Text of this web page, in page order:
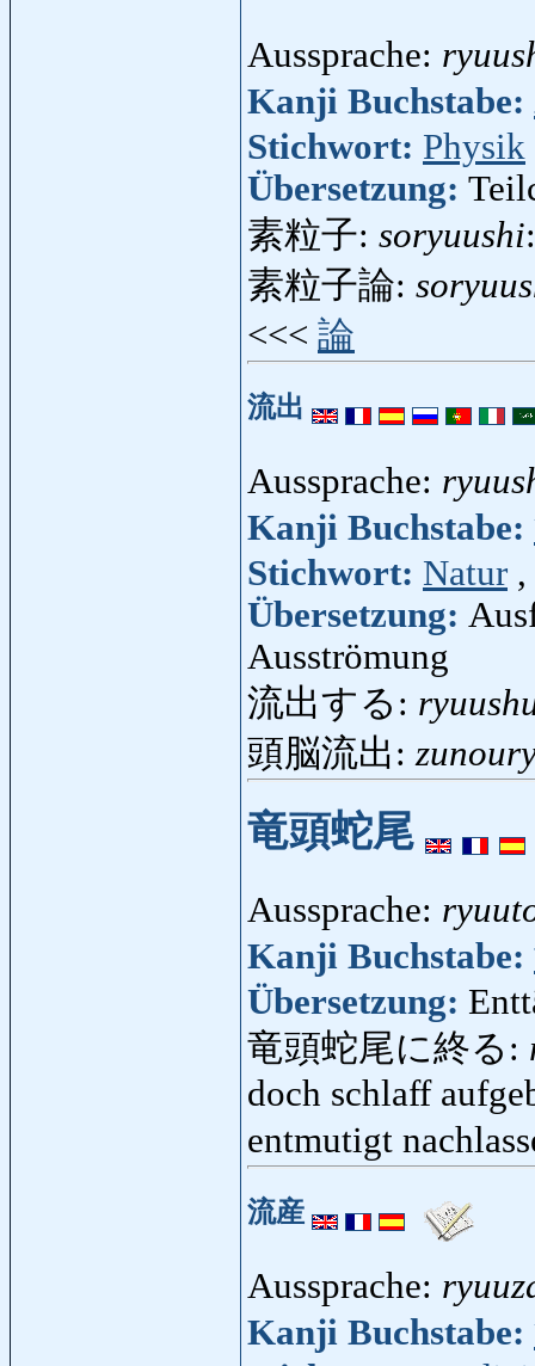
Aussprache:
Kanji Buchstabe:
Stichwort: Physik
Übersetzung:
素粒子: soryuushi
素粒子論:
<<< 論
流出
Aussprache:
Kanji Buchstabe:
Stichwort: Natur ,
Übersetzung:
Ausströmung
流出する:
頭脳流出:
竜頭蛇尾
Aussprache:
Kanji Buchstabe:
Übersetzung:
竜頭蛇尾に終る:
doch schlaff
entmutigt
流産
Aussprache:
Kanji Buchstabe: